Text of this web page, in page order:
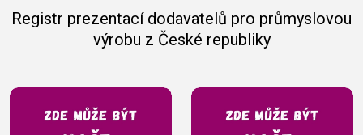
Registr prezentací dodavatelů pro průmyslovou
výrobu z České republiky